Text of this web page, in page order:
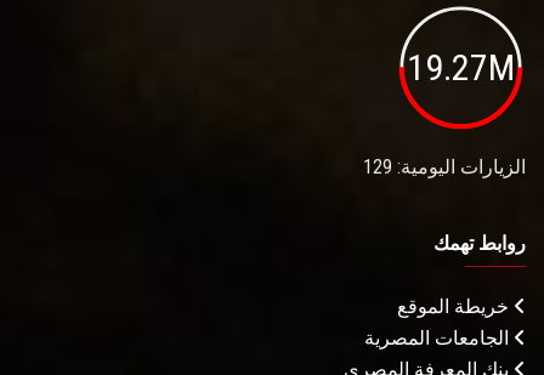
19.27M
الزيارات اليومية: 129
روابط تهمك
خريطة الموقع
الجامعات المصرية
بنك المعرفة المصري